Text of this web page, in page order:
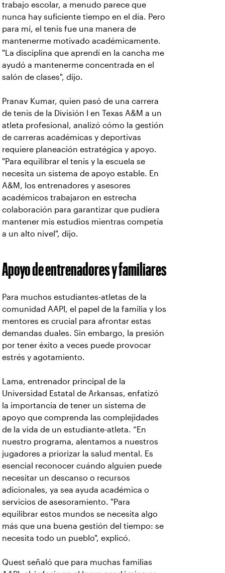
trabajo escolar, a menudo parece que
nunca hay suficiente tiempo en el día. Pero
para mí, el tenis fue una manera de
mantenerme motivado académicamente.
"La disciplina que aprendí en la cancha me
ayudó a mantenerme concentrada en el
salón de clases", dijo.
Pranav Kumar, quien pasó de una carrera
de tenis de la División I en Texas A&M a un
atleta profesional, analizó cómo la gestión
de carreras académicas y deportivas
requiere planeación estratégica y apoyo.
"Para equilibrar el tenis y la escuela se
necesita un sistema de apoyo estable. En
A&M, los entrenadores y asesores
académicos trabajaron en estrecha
colaboración para garantizar que pudiera
mantener mis estudios mientras competía
a un alto nivel", dijo.
Apoyo de entrenadores y familiares
Para muchos estudiantes-atletas de la
comunidad AAPI, el papel de la familia y los
mentores es crucial para afrontar estas
demandas duales. Sin embargo, la presión
por tener éxito a veces puede provocar
estrés y agotamiento.
Lama, entrenador principal de la
Universidad Estatal de Arkansas, enfatizó
la importancia de tener un sistema de
apoyo que comprenda las complejidades
de la vida de un estudiante-atleta. “En
nuestro programa, alentamos a nuestros
jugadores a priorizar la salud mental. Es
esencial reconocer cuándo alguien puede
necesitar un descanso o recursos
adicionales, ya sea ayuda académica o
servicios de asesoramiento. "Para
equilibrar estos mundos se necesita algo
más que una buena gestión del tiempo: se
necesita todo un pueblo", explicó.
Quest señaló que para muchas familias